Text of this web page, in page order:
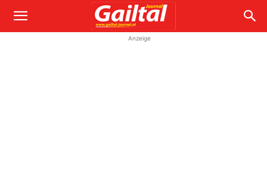
Anzeige